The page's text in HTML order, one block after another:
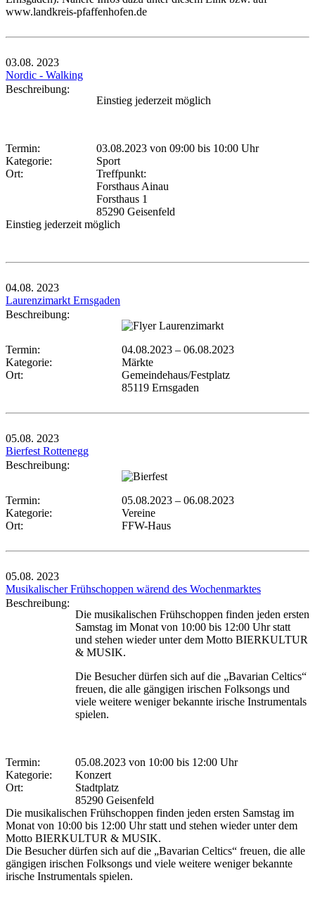
www.landkreis-pfaffenhofen.de
03.08. 2023
Nordic - Walking
Beschreibung:
Einstieg jederzeit möglich
Termin: 03.08.2023 von 09:00 bis 10:00 Uhr
Kategorie:
Sport
Ort:
Treffpunkt:
Forsthaus Ainau
Forsthaus 1
85290 Geisenfeld
Einstieg jederzeit möglich
04.08. 2023
Laurenzimarkt Ernsgaden
Beschreibung:
Termin: 04.08.2023 – 06.08.2023
Kategorie:
Märkte
Ort:
Gemeindehaus/Festplatz
85119 Ernsgaden
05.08. 2023
Bierfest Rottenegg
Beschreibung:
Termin: 05.08.2023 – 06.08.2023
Kategorie:
Vereine
Ort:
FFW-Haus
05.08. 2023
Musikalischer Frühschoppen wärend des Wochenmarktes
Beschreibung:
Die musikalischen Frühschoppen finden jeden ersten
Samstag im Monat von 10:00 bis 12:00 Uhr statt
und stehen wieder unter dem Motto BIERKULTUR
& MUSIK.
Die Besucher dürfen sich auf die „Bavarian Celtics“
freuen, die alle gängigen irischen Folksongs und
viele weitere weniger bekannte irische Instrumentals
spielen.
Termin: 05.08.2023 von 10:00 bis 12:00 Uhr
Kategorie:
Konzert
Ort:
Stadtplatz
85290 Geisenfeld
Die musikalischen Frühschoppen finden jeden ersten Samstag im
Monat von 10:00 bis 12:00 Uhr statt und stehen wieder unter dem
Motto BIERKULTUR & MUSIK.
Die Besucher dürfen sich auf die „Bavarian Celtics“ freuen, die alle
gängigen irischen Folksongs und viele weitere weniger bekannte
irische Instrumentals spielen.